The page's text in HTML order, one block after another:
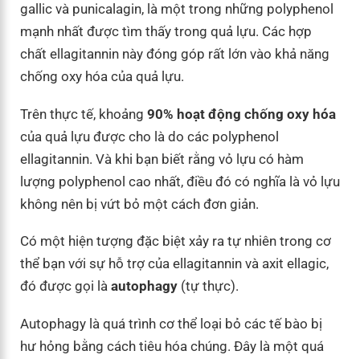
gallic và punicalagin, là một trong những polyphenol
mạnh nhất được tìm thấy trong quả lựu. Các hợp
chất ellagitannin này đóng góp rất lớn vào khả năng
chống oxy hóa của quả lựu.
Trên thực tế, khoảng 90% hoạt động chống oxy hóa
của quả lựu được cho là do các polyphenol
ellagitannin. Và khi bạn biết rằng vỏ lựu có hàm
lượng polyphenol cao nhất, điều đó có nghĩa là vỏ lựu
không nên bị vứt bỏ một cách đơn giản.
Có một hiện tượng đặc biệt xảy ra tự nhiên trong cơ
thể bạn với sự hỗ trợ của ellagitannin và axit ellagic,
đó được gọi là autophagy (tự thực).
Autophagy là quá trình cơ thể loại bỏ các tế bào bị
hư hỏng bằng cách tiêu hóa chúng. Đây là một quá